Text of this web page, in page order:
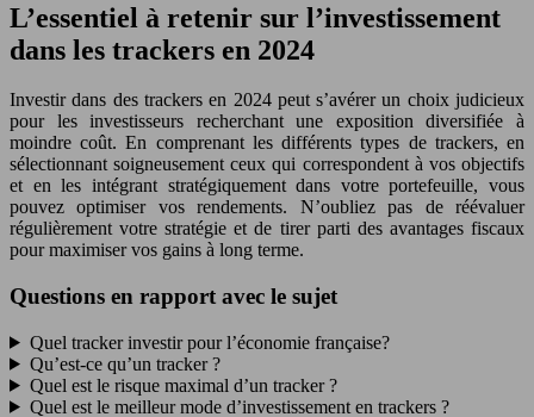
L’essentiel à retenir sur l’investissement
dans les trackers en 2024
Investir dans des trackers en 2024 peut s’avérer un choix judicieux
pour les investisseurs recherchant une exposition diversifiée à
moindre coût. En comprenant les différents types de trackers, en
sélectionnant soigneusement ceux qui correspondent à vos objectifs
et en les intégrant stratégiquement dans votre portefeuille, vous
pouvez optimiser vos rendements. N’oubliez pas de réévaluer
régulièrement votre stratégie et de tirer parti des avantages fiscaux
pour maximiser vos gains à long terme.
Questions en rapport avec le sujet
Quel tracker investir pour l’économie française?
Qu’est-ce qu’un tracker ?
Quel est le risque maximal d’un tracker ?
Quel est le meilleur mode d’investissement en trackers ?